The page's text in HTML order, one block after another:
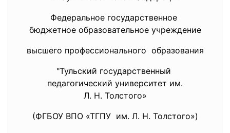
Федеральное государственное
бюджетное образовательное учреждение
высшего профессионального образования
"Тульский государственный
педагогический университет им.
Л. Н. Толстого»
(ФГБОУ ВПО «ТГПУ им. Л. Н. Толстого»)